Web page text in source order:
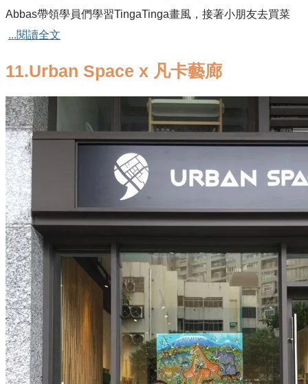
Abbas帶領學員們學習TingaTinga畫風，接著小朋友去買菜
...閱讀全文
11.Urban Space x 凡卡藝廊